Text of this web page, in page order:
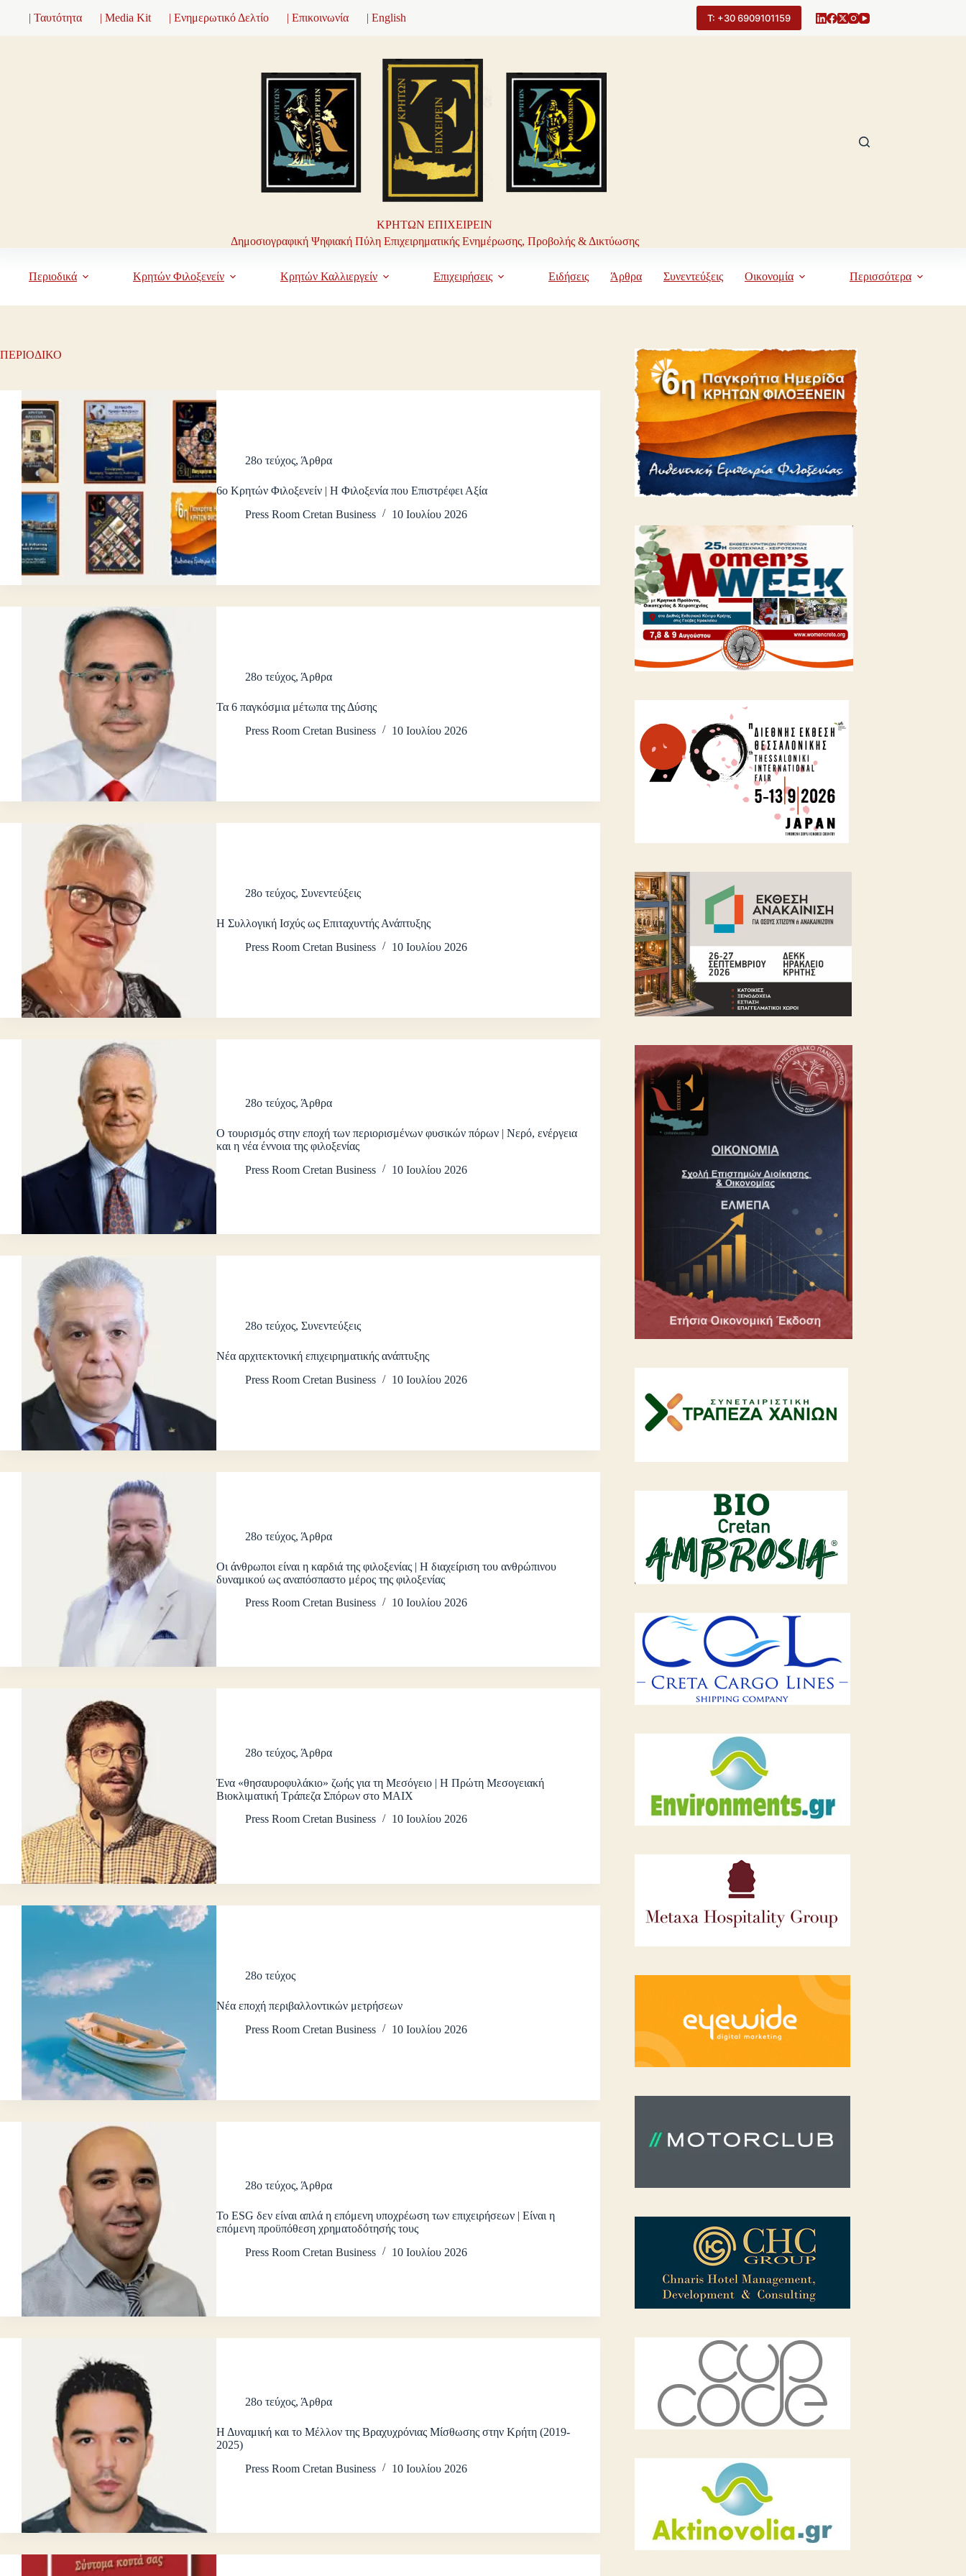
| Ταυτότητα | Media Kit | Ενημερωτικό Δελτίο | Επικοινωνία | English Τ: +30 6909101159
ΚΡΗΤΩΝ ΕΠΙΧΕΙΡΕΙΝ
Δημοσιογραφική Ψηφιακή Πύλη Επιχειρηματικής Ενημέρωσης, Προβολής & Δικτύωσης
Περιοδικά Κρητών Φιλοξενείν Κρητών Καλλιεργείν Επιχειρήσεις Ειδήσεις Άρθρα Συνεντεύξεις Οικονομία Περισσότερα
ΠΕΡΙΟΔΙΚΟ
28ο τεύχος, Άρθρα
6ο Κρητών Φιλοξενείν | Η Φιλοξενία που Επιστρέφει Αξία
Press Room Cretan Business
10 Ιουλίου 2026
28ο τεύχος, Άρθρα
Τα 6 παγκόσμια μέτωπα της Δύσης
Press Room Cretan Business
10 Ιουλίου 2026
28ο τεύχος,Συνεντεύξεις
Η Συλλογική Ισχύς ως Επιταχυντής Ανάπτυξης
Press Room Cretan Business
10 Ιουλίου 2026
28ο τεύχος, Άρθρα
Ο τουρισμός στην εποχή των περιορισμένων φυσικών πόρων | Νερό, ενέργεια
και η νέα έννοια της φιλοξενίας
Press Room Cretan Business
10 Ιουλίου 2026
28ο τεύχος,Συνεντεύξεις
Νέα αρχιτεκτονική επιχειρηματικής ανάπτυξης
Press Room Cretan Business
10 Ιουλίου 2026
28ο τεύχος, Άρθρα
Οι άνθρωποι είναι η καρδιά της φιλοξενίας | Η διαχείριση του ανθρώπινου
δυναμικού ως αναπόσπαστο μέρος της φιλοξενίας
Press Room Cretan Business
10 Ιουλίου 2026
28ο τεύχος, Άρθρα
Ένα «θησαυροφυλάκιο» ζωής για τη Μεσόγειο | Η Πρώτη Μεσογειακή
Βιοκλιματική Τράπεζα Σπόρων στο ΜΑΙΧ
Press Room Cretan Business
10 Ιουλίου 2026
28ο τεύχος
Νέα εποχή περιβαλλοντικών μετρήσεων
Press Room Cretan Business
10 Ιουλίου 2026
28ο τεύχος, Άρθρα
Το ESG δεν είναι απλά η επόμενη υποχρέωση των επιχειρήσεων | Είναι η
επόμενη προϋπόθεση χρηματοδότησής τους
Press Room Cretan Business
10 Ιουλίου 2026
28ο τεύχος, Άρθρα
Η Δυναμική και το Μέλλον της Βραχυχρόνιας Μίσθωσης στην Κρήτη (2019-
2025)
Press Room Cretan Business
10 Ιουλίου 2026